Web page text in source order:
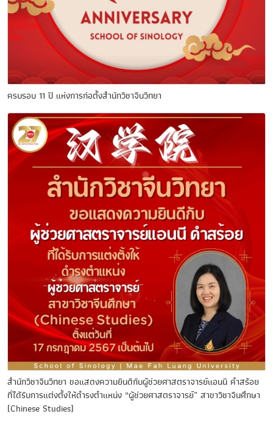
ครบรอบ 11 ปี แห่งการก่อตั้งสำนักวิชาจีนวิทยา
สำนักวิชาจีนวิทยา ขอแสดงความยินดีกับผู้ช่วยศาสตราจารย์แอนนี คำสร้อย
ที่ได้รับการแต่งตั้งให้ดำรงตำแหน่ง “ผู้ช่วยศาสตราจารย์” สาขาวิชาจีนศึกษา
(Chinese Studies)